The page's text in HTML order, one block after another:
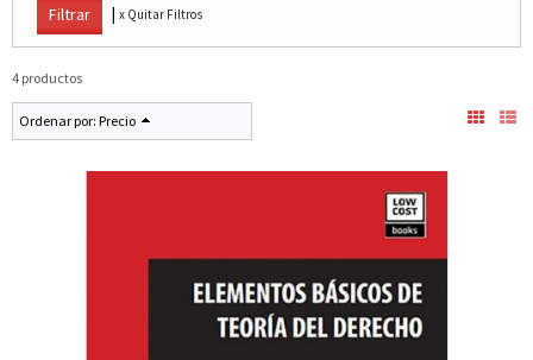
| x Quitar Filtros
4 productos
Ordenar por: Precio